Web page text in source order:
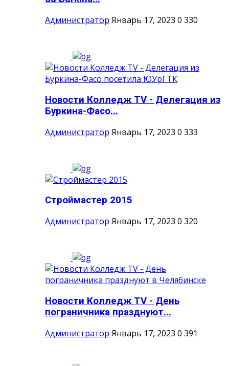
Администратор Январь 17, 2023 0 330
Новости Колледж TV - Делегация из
Буркина-Фасо...
Администратор Январь 17, 2023 0 333
Строймастер 2015
Администратор Январь 17, 2023 0 320
Новости Колледж TV - День
пограничника празднуют...
Администратор Январь 17, 2023 0 391